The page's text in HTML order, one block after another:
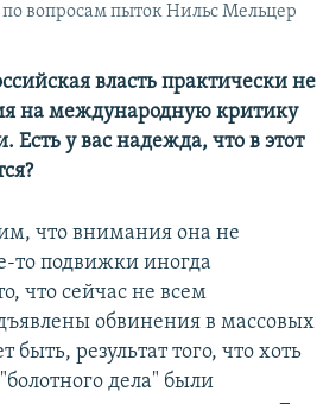
вопросам пыток Нильс Мельцер
власть практически не
на международную критику
Есть у вас надежда, что в этот
что внимания она не
то подвижки иногда
что сейчас не всем
обвинения в массовых
быть, результат того, что хоть
дела" были